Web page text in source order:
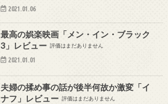
2021.01.06
最高の娯楽映画「メン・イン・ブラック
3」レビュー 評価はまだありません
2021.01.01
夫婦の揉め事の話が後半何故か激変「イ
ナフ」レビュー 評価はまだありません